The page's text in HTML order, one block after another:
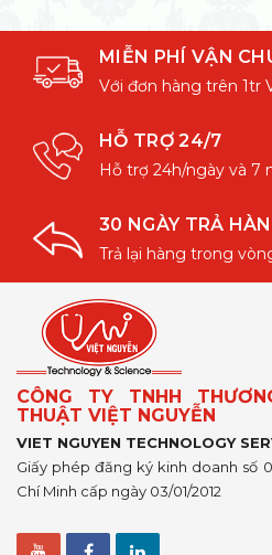
MIỄN PHÍ VẬN
Với đơn hàng trên 1tr
HỖ TRỢ 24/7
Hỗ trợ 24h/ngày và 7
30 NGÀY TRẢ
Trả lại hàng trong
CÔNG TY TNHH
THUẬT VIỆT NGUYỄN
VIET NGUYEN TECHNOLOGY
Giấy phép đăng ký kinh doanh số
Chí Minh cấp ngày 03/01/2012